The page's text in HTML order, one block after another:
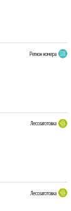
Регион номера
Лесозаготовка
Лесозаготовка